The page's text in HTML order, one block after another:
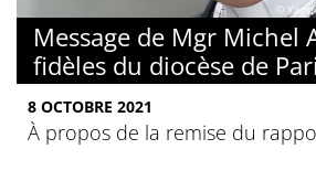
©
Message de Mgr Michel
fidèles du diocèse de
8 OCTOBRE 2021
À propos de la remise du